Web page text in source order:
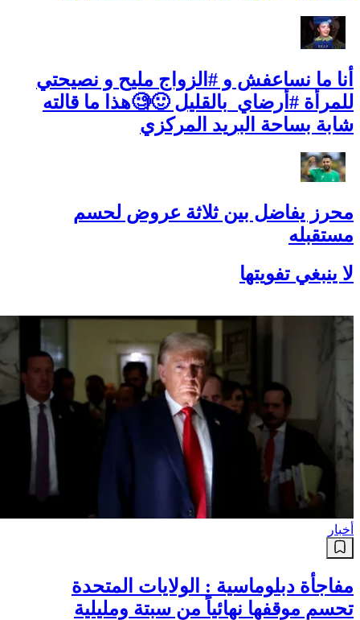
أنا ما نساعفش و #الزواج مليح و نصيحتي
للمرأة #أرضاي_بالقليل 🙂🧐هذا ما قالته
شابة بساحة البريد المركزي
محرز يفاضل بين ثلاثة عروض لحسم
مستقبله
لا ينبغي تفويتها
أخبار
مفاجأة دبلوماسية : الولايات المتحدة
تحسم موقفها نهائياً من سبتة ومليلية